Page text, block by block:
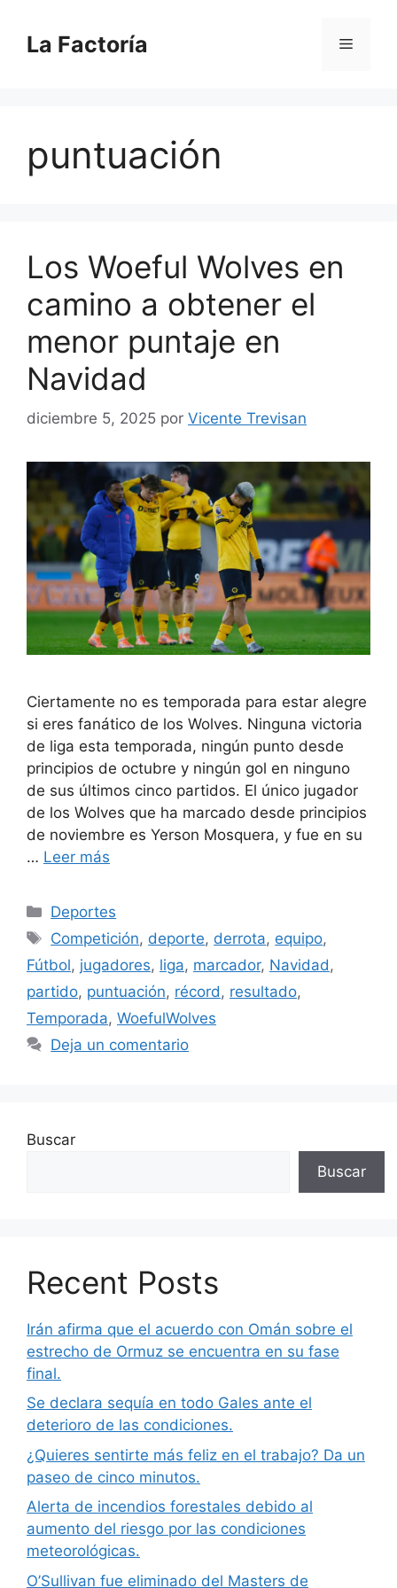
contenido
La Factoría Menú
puntuación
Los Woeful Wolves en
camino a obtener el
menor puntaje en
Navidad
diciembre 5, 2025 por Vicente Trevisan
Ciertamente no es temporada para estar alegre
si eres fanático de los Wolves. Ninguna victoria
de liga esta temporada, ningún punto desde
principios de octubre y ningún gol en ninguno
de sus últimos cinco partidos. El único jugador
de los Wolves que ha marcado desde principios
de noviembre es Yerson Mosquera, y fue en su
… Leer más
Categorías
Deportes
Etiquetas
Competición, deporte, derrota, equipo,
Fútbol, jugadores, liga, marcador, Navidad ,
partido, puntuación, récord , resultado,
Temporada, WoefulWolves
Deja un comentario
Buscar
Buscar
Recent Posts
Irán afirma que el acuerdo con Omán sobre el
estrecho de Ormuz se encuentra en su fase
final.
Se declara sequía en todo Gales ante el
deterioro de las condiciones.
¿Quieres sentirte más feliz en el trabajo? Da un
paseo de cinco minutos.
Alerta de incendios forestales debido al
aumento del riesgo por las condiciones
meteorológicas.
O’Sullivan fue eliminado del Masters de